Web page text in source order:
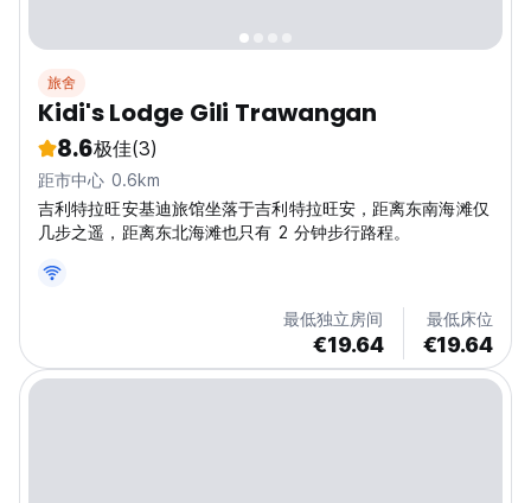
旅舍
Kidi's Lodge Gili Trawangan
8.6极佳(3)
距市中心 0.6km
吉利特拉旺安基迪旅馆坐落于吉利特拉旺安，距离东南海滩仅
几步之遥，距离东北海滩也只有 2 分钟步行路程。
最低独立房间
€19.64
最低床位
€19.64